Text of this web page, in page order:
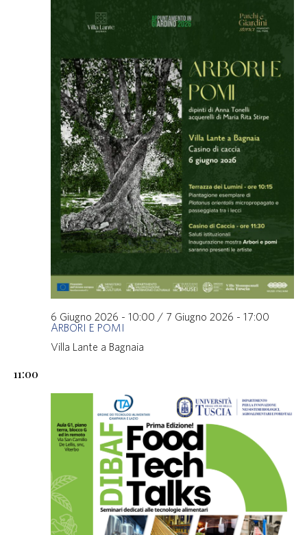
ARBORI E POMI
6 Giugno 2026 - 10:00 / 7 Giugno 2026 - 17:00
Villa Lante a Bagnaia
11:00